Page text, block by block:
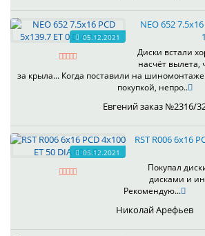
05.12.2021
NEO 652
Диски встали
насчёт вылета,
за крыла... Когда поставили на
покупкой, непро..
Евгений заказ №2316/
05.12.2021
RST R006 6x16
Покупал
дисками и
Рекомендую...
Николай Арефьев